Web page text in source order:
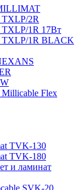
TXLP/2R
TXLP/1R 17Вт
TXLP/1R BLACK
Millicable Flex
TVK-130
TVK-180
и ламинат
SVK-20